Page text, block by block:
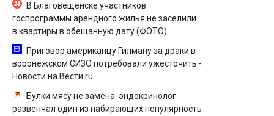
В Благовещенске участников
госпрограммы арендного жилья не заселили
в квартиры в обещанную дату (ФОТО)
Приговор американцу Гилману за драки в
воронежском СИЗО потребовали ужесточить -
Новости на Вести.ru
Булки мясу не замена: эндокринолог
развенчал один из набирающих популярность